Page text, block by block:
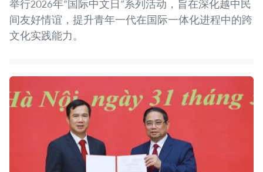
举行2026年“国际中文日”系列活动，旨在深化越中民
间友好情谊，提升青年一代在国际一体化进程中的跨
文化实践能力。